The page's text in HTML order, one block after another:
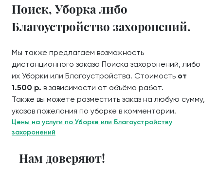
Поиск, Уборка либо
Благоустройство захоронений.
Мы также предлагаем возможность
дистанционного заказа Поиска захоронений, либо
их Уборки или Благоустройства. Стоимость от
1.500 р. в зависимости от объёма работ.
Также вы можете разместить заказ на любую сумму,
указав пожелания по уборке в комментарии.
Цены на услуги по Уборке или Благоустройству
захоронений
Нам доверяют!